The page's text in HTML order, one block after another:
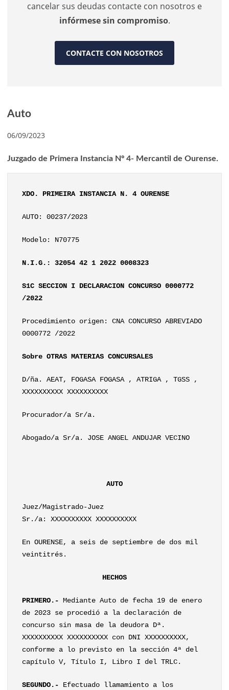
cancelar sus deudas contacte con nosotros e
infórmese sin compromiso.
CONTACTE CON NOSOTROS
Auto
06/09/2023
Juzgado de Primera Instancia Nº 4- Mercantil de Ourense.
XDO. PRIMEIRA INSTANCIA N. 4 OURENSE
AUTO: 00237/2023
Modelo: N70775
N.I.G.: 32054 42 1 2022 0008323
S1C SECCION I DECLARACION CONCURSO 0000772
/2022
Procedimiento origen: CNA CONCURSO ABREVIADO
0000772 /2022
Sobre OTRAS MATERIAS CONCURSALES
D/ña. AEAT, FOGASA FOGASA , ATRIGA , TGSS ,
XXXXXXXXXX XXXXXXXXXX
Procurador/a Sr/a.
Abogado/a Sr/a. JOSE ANGEL ANDUJAR VECINO
AUTO
Juez/Magistrado-Juez
Sr./a: XXXXXXXXXX XXXXXXXXXX
En OURENSE, a seis de septiembre de dos mil
veintitrés.
HECHOS
PRIMERO.- Mediante Auto de fecha 19 de enero
de 2023 se procedió a la declaración de
concurso sin masa de la deudora Dª.
XXXXXXXXXX XXXXXXXXXX con DNI XXXXXXXXXX,
conforme a lo previsto en la sección 4ª del
capítulo V, Título I, Libro I del TRLC.
SEGUNDO.- Efectuado llamamiento a los